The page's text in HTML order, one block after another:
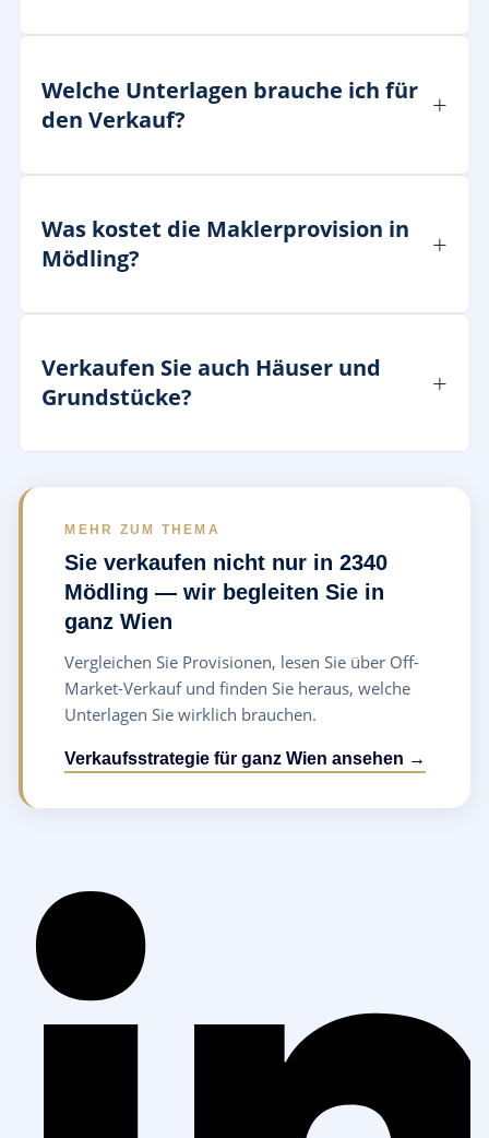
Welche Unterlagen brauche ich für
den Verkauf?
Was kostet die Maklerprovision in
Mödling?
Verkaufen Sie auch Häuser und
Grundstücke?
MEHR ZUM THEMA
Sie verkaufen nicht nur in 2340
Mödling — wir begleiten Sie in
ganz Wien
Vergleichen Sie Provisionen, lesen Sie über Off-
Market-Verkauf und finden Sie heraus, welche
Unterlagen Sie wirklich brauchen.
Verkaufsstrategie für ganz Wien ansehen →